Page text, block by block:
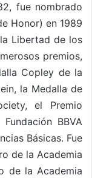
fue nombrado
Honor) en 1989
Libertad de los
premios,
Copley de la
la Medalla de
el Premio
BBVA
Básicas. Fue
de la Academia
de la Academia